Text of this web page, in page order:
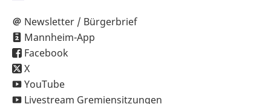
Newsletter / Bürgerbrief
Mannheim-App
Facebook
X
YouTube
Livestream Gremiensitzungen